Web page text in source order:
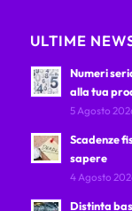
ULTIME
Numeri
alla tua
5 Agosto
Scadenze
sapere
4 Agosto
Distinta